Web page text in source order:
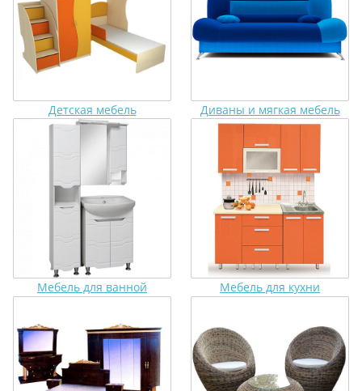
Детская мебель Диваны и мягкая мебель
Мебель для ванной Мебель для кухни